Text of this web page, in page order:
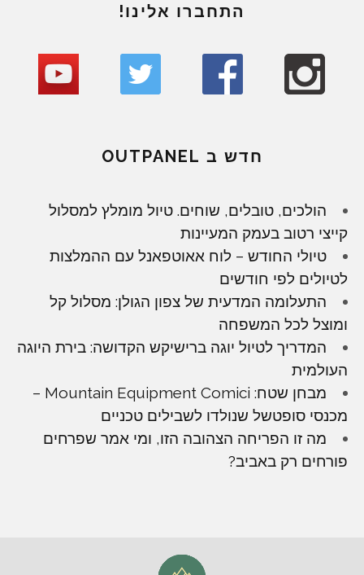
התחברו אלינו!
חדש ב OUTPANEL
הולכים, טובלים, שוחים. טיול מומלץ למסלול
קייצי רטוב בעמק המעיינות
טיולי החודש – לוח אאוטפאנל עם ההמלצות
לטיולים לפי חודשים
התעלומה המדעית של צפון הגולן: מסלול קל
ומוצל לכל המשפחה
המדריך לטיול יוגה ברישיקש הקדושה: בירת היוגה
העולמית
מבחן שטח: Mountain Equipment Comici –
מכנסי סופטשל שנולדו לשבילים טכניים
מה זו הפריחה הצהובה הזו, ומי אמר שפרחים
פורחים רק באביב?